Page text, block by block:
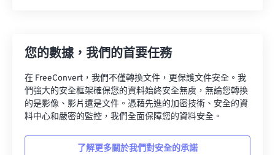
您的數據，我們的首要任務
在 FreeConvert，我們不僅轉換文件，更保護文件安全。我
們強大的安全框架確保您的資料始終安全無虞，無論您轉換
的是影像、影片還是文件。憑藉先進的加密技術、安全的資
料中心和嚴密的監控，我們全面保障您的資料安全。
了解更多關於我們對安全的承諾